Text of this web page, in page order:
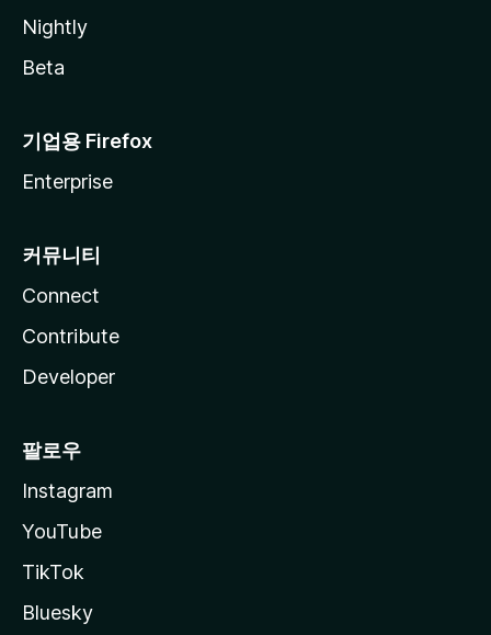
Nightly
Beta
기업용 Firefox
Enterprise
커뮤니티
Connect
Contribute
Developer
팔로우
Instagram
YouTube
TikTok
Bluesky